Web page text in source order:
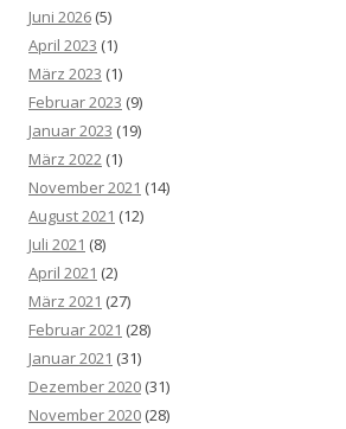
Juni 2026 (5)
April 2023 (1)
März 2023 (1)
Februar 2023 (9)
Januar 2023 (19)
März 2022 (1)
November 2021 (14)
August 2021 (12)
Juli 2021 (8)
April 2021 (2)
März 2021 (27)
Februar 2021 (28)
Januar 2021 (31)
Dezember 2020 (31)
November 2020 (28)